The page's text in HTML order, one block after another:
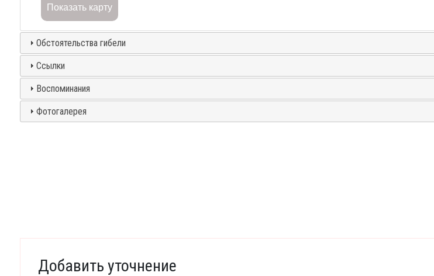
Показать карту
Обстоятельства гибели
Ссылки
Воспоминания
Фотогалерея
Добавить уточнение